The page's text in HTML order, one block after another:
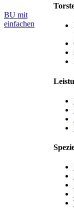
BU mit
einfachen